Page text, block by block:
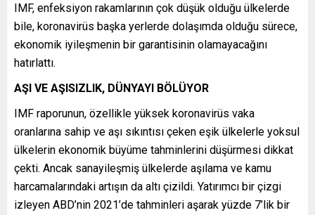
IMF, enfeksiyon rakamlarının çok düşük olduğu ülkelerde
bile, koronavirüs başka yerlerde dolaşımda olduğu sürece,
ekonomik iyileşmenin bir garantisinin olamayacağını
hatırlattı.
AŞI VE AŞISIZLIK, DÜNYAYI BÖLÜYOR
IMF raporunun, özellikle yüksek koronavirüs vaka
oranlarına sahip ve aşı sıkıntısı çeken eşik ülkelerle yoksul
ülkelerin ekonomik büyüme tahminlerini düşürmesi dikkat
çekti. Ancak sanayileşmiş ülkelerde aşılama ve kamu
harcamalarındaki artışın da altı çizildi. Yatırımcı bir çizgi
izleyen ABD’nin 2021’de tahminleri aşarak yüzde 7’lik bir